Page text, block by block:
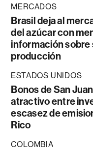
MERCADOS
Brasil deja al
del azúcar con
información sobre
producción
ESTADOS UNIDOS
Bonos de San
atractivo entre
escasez de
Rico
COLOMBIA